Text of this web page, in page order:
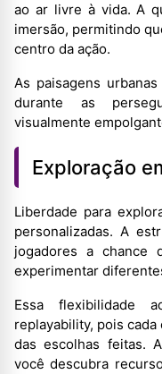
ao ar livre à vida. A
imersão, permitindo
centro da ação.
As paisagens
durante as
visualmente
Exploração
Liberdade para
personalizadas. A
jogadores a chance
experimentar
Essa flexibilidade
replayability, pois
das escolhas feitas.
você descubra